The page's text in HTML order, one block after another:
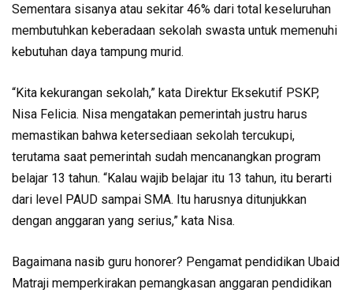
Sementara sisanya atau sekitar 46% dari total keseluruhan
membutuhkan keberadaan sekolah swasta untuk memenuhi
kebutuhan daya tampung murid.
“Kita kekurangan sekolah,” kata Direktur Eksekutif PSKP,
Nisa Felicia. Nisa mengatakan pemerintah justru harus
memastikan bahwa ketersediaan sekolah tercukupi,
terutama saat pemerintah sudah mencanangkan program
belajar 13 tahun. “Kalau wajib belajar itu 13 tahun, itu berarti
dari level PAUD sampai SMA. Itu harusnya ditunjukkan
dengan anggaran yang serius,” kata Nisa.
Bagaimana nasib guru honorer? Pengamat pendidikan Ubaid
Matraji memperkirakan pemangkasan anggaran pendidikan